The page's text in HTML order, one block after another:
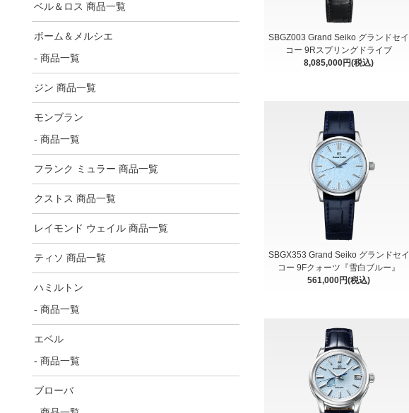
SBGZ003 Grand Seiko グランドセイ
コー 9Rスプリングドライブ
8,085,000円(税込)
SBGX353 Grand Seiko グランドセイ
コー 9Fクォーツ『雪白ブルー』
561,000円(税込)
ベル＆ロス 商品一覧
ボーム＆メルシエ
- 商品一覧
ジン 商品一覧
モンブラン
- 商品一覧
フランク ミュラー 商品一覧
クストス 商品一覧
レイモンド ウェイル 商品一覧
ティソ 商品一覧
ハミルトン
- 商品一覧
エベル
- 商品一覧
ブローバ